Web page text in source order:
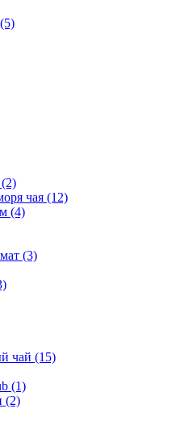
(5)
(2)
чая (12)
(4)
(3)
чай (15)
(1)
(2)